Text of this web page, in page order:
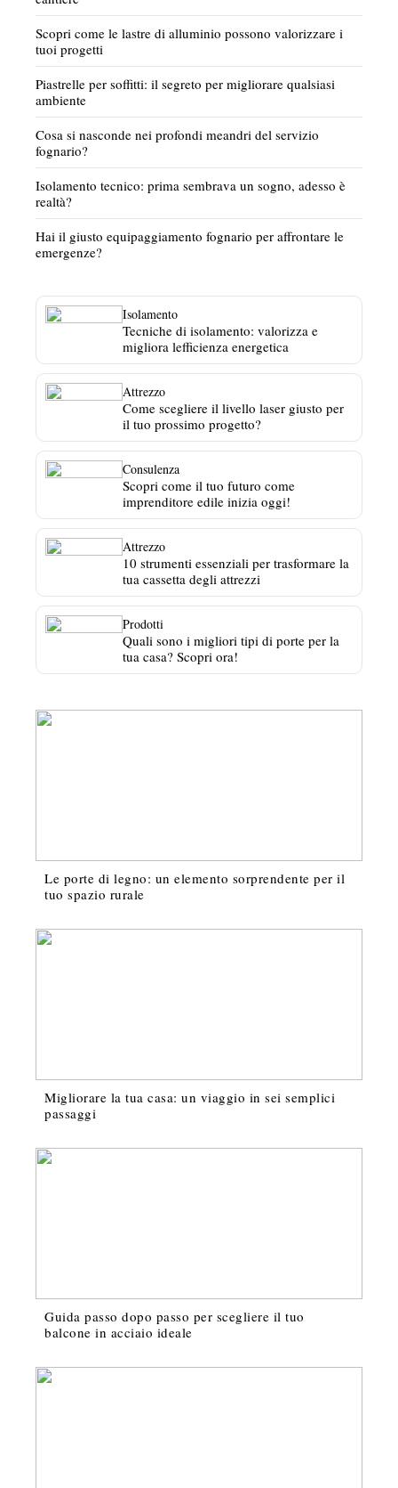
Scopri come le lastre di alluminio possono valorizzare i
tuoi progetti
Piastrelle per soffitti: il segreto per migliorare qualsiasi
ambiente
Cosa si nasconde nei profondi meandri del servizio
fognario?
Isolamento tecnico: prima sembrava un sogno, adesso è
realtà?
Hai il giusto equipaggiamento fognario per affrontare le
emergenze?
Tecniche di isolamento: valorizza e
migliora lefficienza energetica
Isolamento
Come scegliere il livello laser giusto per
il tuo prossimo progetto?
Attrezzo
Scopri come il tuo futuro come
imprenditore edile inizia oggi!
Consulenza
10 strumenti essenziali per trasformare la
tua cassetta degli attrezzi
Attrezzo
Quali sono i migliori tipi di porte per la
tua casa? Scopri ora!
Prodotti
Le porte di legno: un elemento sorprendente per il
tuo spazio rurale
Migliorare la tua casa: un viaggio in sei semplici
passaggi
Guida passo dopo passo per scegliere il tuo
balcone in acciaio ideale